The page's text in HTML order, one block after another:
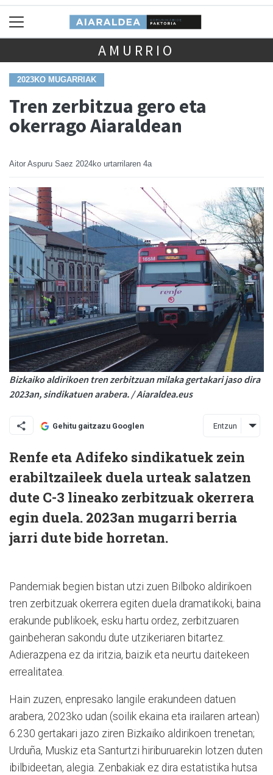
AMURRIO
2023KO MUGARRIAK
Tren zerbitzua gero eta
okerrago Aiaraldean
Aitor Aspuru Saez 2024ko urtarrilaren 4a
Bizkaiko aldirikoen tren zerbitzuan milaka gertakari jaso dira
2023an, sindikatuen arabera. / Aiaraldea.eus
Gehitu gaitzazu Googlen Entzun
Renfe eta Adifeko sindikatuek zein
erabiltzaileek duela urteak salatzen
dute C-3 lineako zerbitzuak okerrera
egin duela. 2023an mugarri berria
jarri dute bide horretan.
Pandemiak begien bistan utzi zuen Bilboko aldirikoen
tren zerbitzuak okerrera egiten duela dramatikoki, baina
erakunde publikoek, esku hartu ordez, zerbitzuaren
gainbeheran sakondu dute utzikeriaren bitartez.
Adierazpena ez da iritzia, baizik eta neurtu daitekeen
errealitatea.
Hain zuzen, enpresako langile erakundeen datuen
arabera, 2023ko udan (soilik ekaina eta irailaren artean)
6.230 gertakari jazo ziren Bizkaiko aldirikoen trenetan;
Urduña, Muskiz eta Santurtzi hiriburuarekin lotzen duten
ibilbideetan, alegia. Zenbakiak ez dira estatistika hutsa